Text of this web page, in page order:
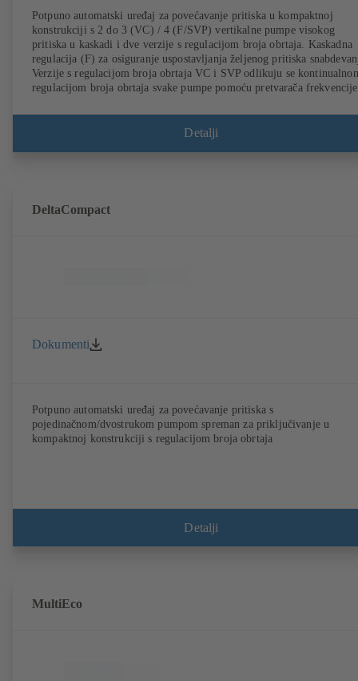
Potpuno automatski uređaj za povećavanje pritiska u kompaktnoj
konstrukciji s 2 do 3 (VC) / 4 (F/SVP) vertikalne pumpe visokog
pritiska u kaskadi i dve verzije s regulacijom broja obrtaja. Kaskadna
regulacija (F) za osiguranje uspostavljanja željenog pritiska
Verzije s regulacijom broja obrtaja VC i SVP odlikuju se
regulacijom broja obrtaja svake pumpe pomoću pretvarača
PumpDrive i motora KSB SuPremE (SVP) za potpuno elektronsku
regulaciju neophodnog pritiska snabdevanja. Automatizacija sa
Detalji
DeltaCompact
Dokumenti
Potpuno automatski uređaj za povećavanje pritiska s
pojedinačnom/dvostrukom pumpom spreman za priključivanje u
kompaktnoj konstrukciji s regulacijom broja obrtaja
Detalji
MultiEco